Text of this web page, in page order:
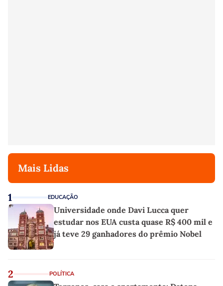
Mais Lidas
1 EDUCAÇÃO
Universidade onde Davi Lucca quer
estudar nos EUA custa quase R$ 400 mil e
já teve 29 ganhadores do prêmio Nobel
2 POLÍTICA